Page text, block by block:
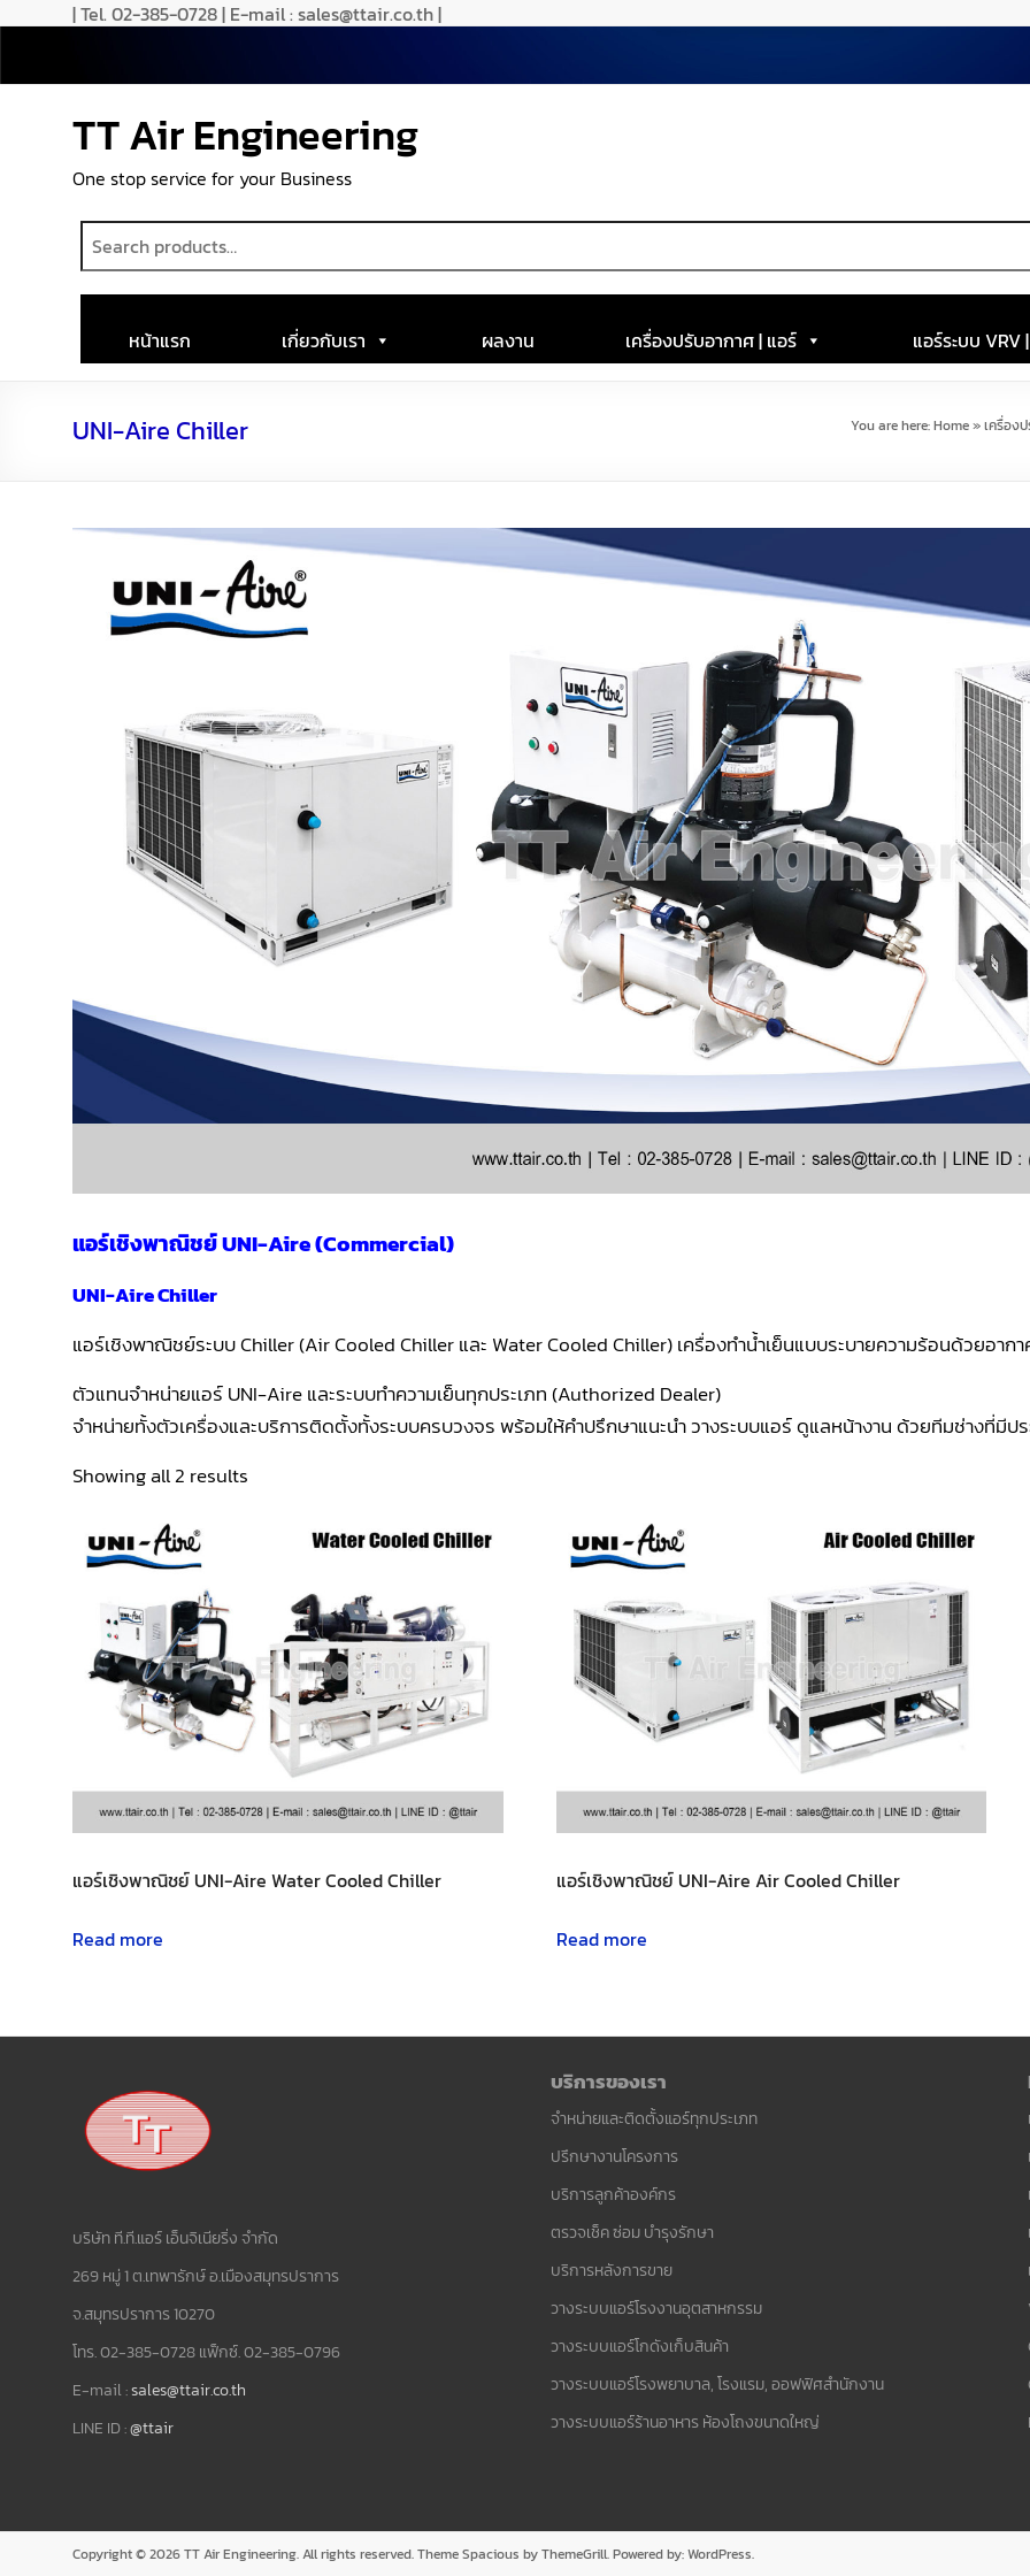
to
| Tel. 02-385-0728 | E-mail : sales@ttair.co.th |
TT Air Engineering
One stop service for your Business
หน้าแรก เกี่ยวกับเรา ผลงาน เครื่องปรับอากาศ | แอร์ แอร์ระบบ VRV
UNI-Aire Chiller You are here:Home»เครื่อง
แอร์เชิงพาณิชย์ UNI-Aire (Commercial)
UNI-Aire Chiller
แอร์เชิงพาณิชย์ระบบ Chiller (Air Cooled Chiller และ Water Cooled Chiller) เครื่องทำน้ำเย็นแบบระบายความร้อนด้วยอาก
ตัวแทนจำหน่ายแอร์ UNI-Aire และระบบทำความเย็นทุกประเภท (Authorized Dealer)
จำหน่ายทั้งตัวเครื่องและบริการติดตั้งทั้งระบบครบวงจร พร้อมให้คำปรึกษาแนะนำ วางระบบแอร์ ดูแลหน้างาน ด้วยทีมช่างที่มี
Showing all 2 results
แอร์เชิงพาณิชย์ UNI-Aire Water Cooled Chiller
Read more
แอร์เชิงพาณิชย์ UNI-Aire Air Cooled Chiller
Read more
บริษัท ที.ที.แอร์ เอ็นจิเนียริ่ง จำกัด
269 หมู่ 1 ต.เทพารักษ์ อ.เมืองสมุทรปราการ
จ.สมุทรปราการ 10270
โทร. 02-385-0728 แฟ็กซ์. 02-385-0796
E-mail :sales@ttair.co.th
LINE ID :@ttair
บริการของเรา
จำหน่ายและติดตั้งแอร์ทุกประเภท
ปรึกษางานโครงการ
บริการลูกค้าองค์กร
ตรวจเช็ค ซ่อม บำรุงรักษา
บริการหลังการขาย
วางระบบแอร์โรงงานอุตสาหกรรม
วางระบบแอร์โกดังเก็บสินค้า
วางระบบแอร์โรงพยาบาล, โรงแรม, ออฟฟิศสำนักงาน
วางระบบแอร์ร้านอาหาร ห้องโถงขนาดใหญ่
Copyright © 2026TT Air Engineering. All rights reserved. ThemeSpacious by ThemeGrill. Powered by:WordPress.